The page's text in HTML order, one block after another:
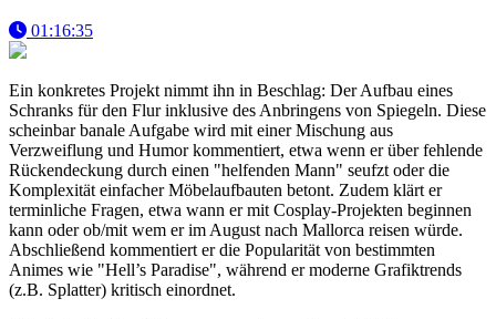
01:16:35
Ein konkretes Projekt nimmt ihn in Beschlag: Der Aufbau eines
Schranks für den Flur inklusive des Anbringens von Spiegeln. Diese
scheinbar banale Aufgabe wird mit einer Mischung aus
Verzweiflung und Humor kommentiert, etwa wenn er über fehlende
Rückendeckung durch einen "helfenden Mann" seufzt oder die
Komplexität einfacher Möbelaufbauten betont. Zudem klärt er
terminliche Fragen, etwa wann er mit Cosplay-Projekten beginnen
kann oder ob/mit wem er im August nach Mallorca reisen würde.
Abschließend kommentiert er die Popularität von bestimmten
Animes wie "Hell’s Paradise", während er moderne Grafiktrends
(z.B. Splatter) kritisch einordnet.